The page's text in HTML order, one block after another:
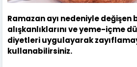
Ramazan ayı nedeniyle değişen
alışkanlıklarını ve yeme-içme
diyetleri uygulayarak
kullanabilirsiniz.